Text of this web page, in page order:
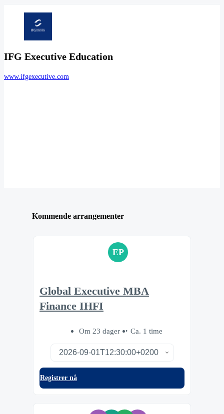
IFG Executive Education
www.ifgexecutive.com
Kommende arrangementer
EP
Global Executive MBA
Finance IHFI
Om 23 dager Ca. 1 time
Registrer nå